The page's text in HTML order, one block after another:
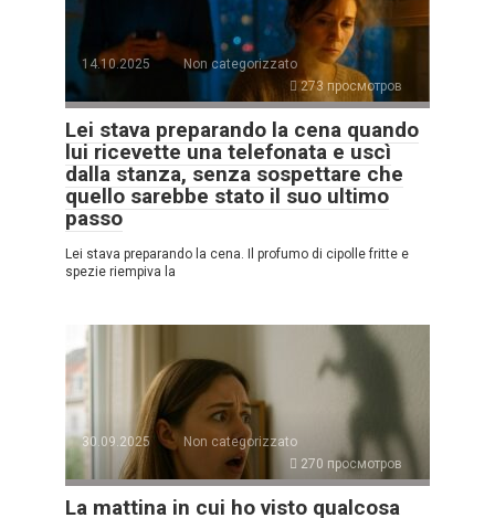
14.10.2025
Non categorizzato
273 просмотров
Lei stava preparando la cena quando
lui ricevette una telefonata e uscì
dalla stanza, senza sospettare che
quello sarebbe stato il suo ultimo
passo
Lei stava preparando la cena. Il profumo di cipolle fritte e
spezie riempiva la
30.09.2025
Non categorizzato
270 просмотров
La mattina in cui ho visto qualcosa